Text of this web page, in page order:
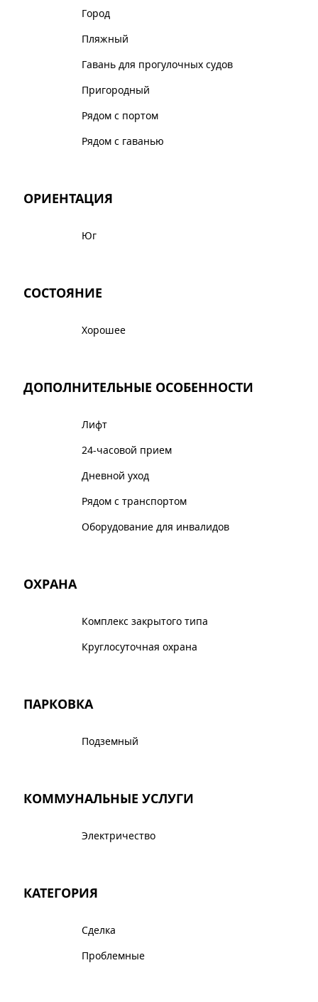
Город
Пляжный
Гавань для прогулочных судов
Пригородный
Рядом с портом
Рядом с гаванью
ОРИЕНТАЦИЯ
Юг
СОСТОЯНИЕ
Хорошее
ДОПОЛНИТЕЛЬНЫЕ ОСОБЕННОСТИ
Лифт
24-часовой прием
Дневной уход
Рядом с транспортом
Оборудование для инвалидов
ОХРАНА
Комплекс закрытого типа
Круглосуточная охрана
ПАРКОВКА
Подземный
КОММУНАЛЬНЫЕ УСЛУГИ
Электричество
КАТЕГОРИЯ
Сделка
Проблемные